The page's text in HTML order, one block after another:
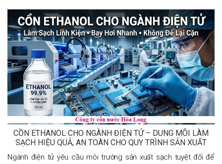
như tuyệt đối, mọi nguyên liệu sử dụng trong quá trình sản xuất
đều phải đáp ứng
CỒN ETHANOL CHO NGÀNH ĐIỆN TỬ – DUNG MÔI LÀM
SẠCH HIỆU QUẢ, AN TOÀN CHO QUY TRÌNH SẢN XUẤT
Ngành điện tử yêu cầu môi trường sản xuất sạch tuyệt đối để